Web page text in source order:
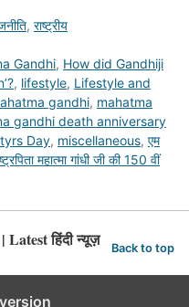
, राष्ट्रीय
Gandhi, How did Gandhiji
, lifestyle, Lifestyle and
gandhi, mahatma
gandhi death anniversary
Day, miscellaneous, एम
महात्मा गांधी जी की 150 वीं
हिंदी न्यूज़ Back to top